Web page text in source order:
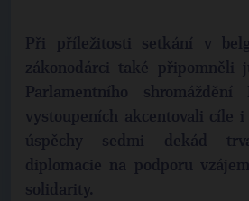
Při příležitosti setkání v
zákonodárci také připomněli
Parlamentního
vystoupeních akcentovali cíle
úspěchy sedmi dekád
diplomacie na podporu
solidarity.